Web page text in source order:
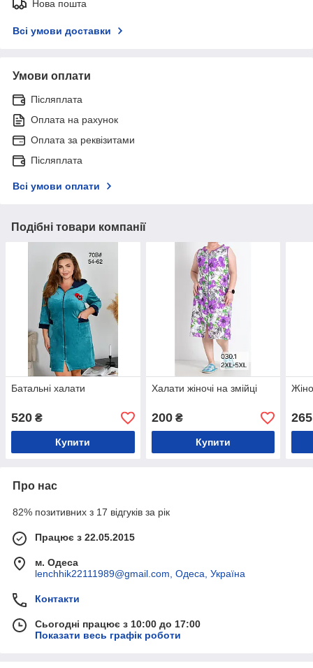
Нова пошта
Всі умови доставки
Умови оплати
Післяплата
Оплата на рахунок
Оплата за реквізитами
Післяплата
Всі умови оплати
Подібні товари компанії
Батальні халати
520 ₴
Купити
Халати жіночі на змійці
200₴
Купити
265
Про нас
82% позитивних з 17 відгуків за рік
Працює з 22.05.2015
м. Одеса
lenchhik22111989@gmail.com, Одеса, Україна
Контакти
Сьогодні працює з 10:00 до 17:00
Показати весь графік роботи